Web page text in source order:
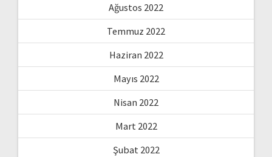
Ağustos 2022
Temmuz 2022
Haziran 2022
Mayıs 2022
Nisan 2022
Mart 2022
Şubat 2022